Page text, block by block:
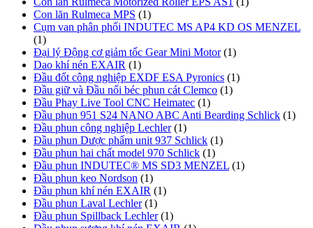
Con lăn Rulmeca MPS (1)
Cụm van phân phối INDUTEC MS AP4 KD OS MENZEL
(1)
Đại lý Động cơ giảm tốc Gear Mini Motor (1)
Dao khí nén EXAIR (1)
Đầu đốt công nghiệp EXDF ESA Pyronics (1)
Đầu giữ và Đầu nối béc phun cát Clemco (1)
Đầu Phay Live Tool CNC Heimatec (1)
Đầu phun 951 S24 NANO ABC Anti Bearding Schlick (1)
Đầu phun công nghiệp Lechler (1)
Đầu phun Dược phẩm unit 937 Schlick (1)
Đầu phun hai chất model 970 Schlick (1)
Đầu phun INDUTEC® MS SD3 MENZEL (1)
Đầu phun keo Nordson (1)
Đầu phun khí nén EXAIR (1)
Đầu phun Laval Lechler (1)
Đầu phun Spillback Lechler (1)